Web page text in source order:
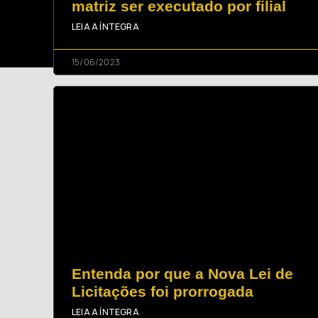
matriz ser executado por filial
LEIA A ÍNTEGRA
15/06/2023
Entenda por que a Nova Lei de
Licitações foi prorrogada
LEIA A ÍNTEGRA